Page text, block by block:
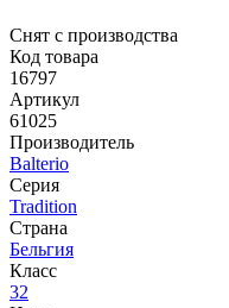
Снят с производства
Код товара
16797
Артикул
61025
Производитель
Balterio
Серия
Tradition
Страна
Бельгия
Класс
32